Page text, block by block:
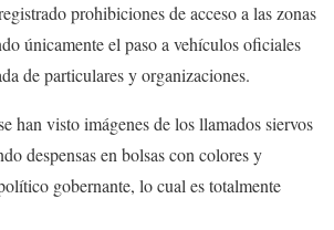
prohibiciones de acceso a las zonas
únicamente el paso a vehículos oficiales
de particulares y organizaciones.
han visto imágenes de los llamados siervos
despensas en bolsas con colores y
gobernante, lo cual es totalmente